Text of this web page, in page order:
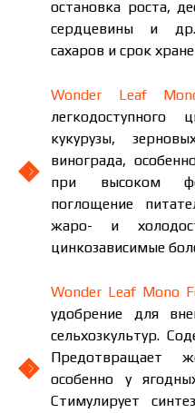
остановка роста,
сердцевины и
сахаров и срок
Wonder Leaf
легкодоступного
кукурузы,
винограда,
при высоком
поглощение
жаро- и
цинкозависимые
Wonder Leaf Mono
удобрение для
сельхозкультур.
Предотвращает
особенно у
Стимулирует